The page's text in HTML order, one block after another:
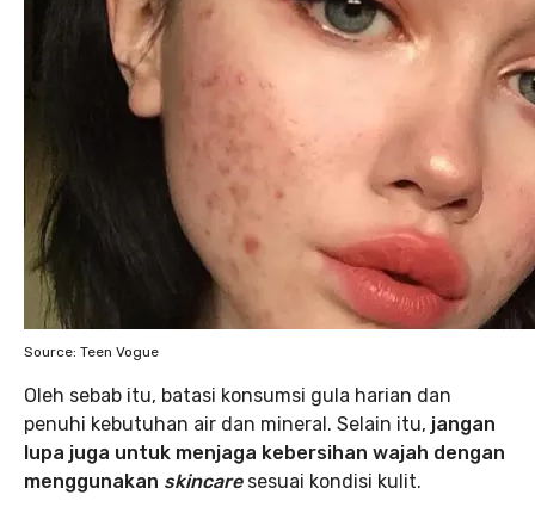
Source: Teen Vogue
Oleh sebab itu, batasi konsumsi gula harian dan
penuhi kebutuhan air dan mineral. Selain itu, jangan
lupa juga untuk menjaga kebersihan wajah dengan
menggunakan skincaresesuai kondisi kulit.